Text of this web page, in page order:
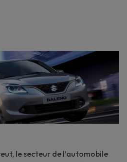
le secteur de l’automobile